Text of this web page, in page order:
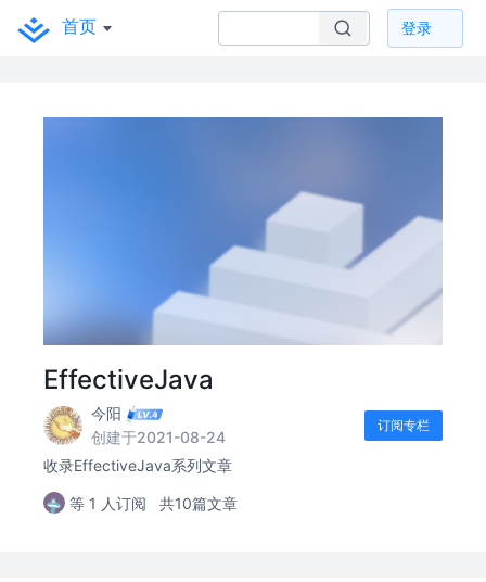
首页 登录
EffectiveJava
今阳
创建于2021-08-24
订阅专栏
收录EffectiveJava系列文章
等 1 人订阅 共10篇文章